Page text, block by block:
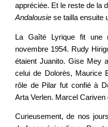
appréciée. Et le reste de la
Andalousie se tailla ensuite
La Gaîté Lyrique fit une
novembre 1954. Rudy
étaient Juanito. Gise Mey
celui de Dolorès, Maurice
rôle de Pilar fut confié à
Arta Verlen. Marcel Cariven
Curieusement, de nos